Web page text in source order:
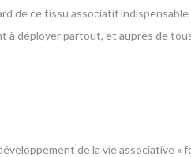
de ce tissu associatif
à déployer partout, et auprès de
de la vie associative «